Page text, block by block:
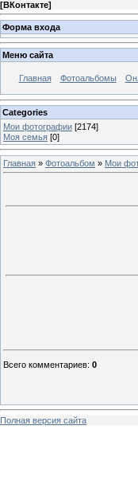
[ВКонтакте]
Форма входа
Меню сайта
Главная Фотоальбомы
Categories
Мои фотографии [2174]
Моя семья [0]
Главная » Фотоальбом » Мои
Всего комментариев: 0
Полная версия сайта